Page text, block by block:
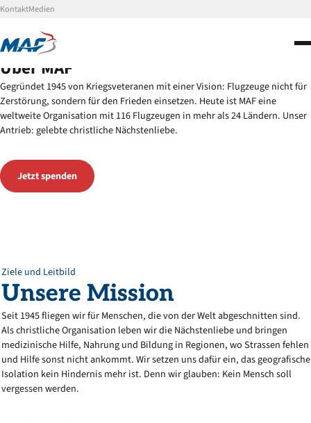
KontaktMedien
Partnerschaften
Über uns
Aktuelles
Jetzt spenden
Über MAF
Gegründet 1945 von Kriegsveteranen mit einer Vision: Flugzeuge nicht für
Zerstörung, sondern für den Frieden einsetzen. Heute ist MAF eine
weltweite Organisation mit 116 Flugzeugen in mehr als 24 Ländern. Unser
Antrieb: gelebte christliche Nächstenliebe.
Jetzt spenden
Ziele und Leitbild
Unsere Mission
Seit 1945 fliegen wir für Menschen, die von der Welt abgeschnitten sind.
Als christliche Organisation leben wir die Nächstenliebe und bringen
medizinische Hilfe, Nahrung und Bildung in Regionen, wo Strassen fehlen
und Hilfe sonst nicht ankommt. Wir setzen uns dafür ein, das geografische
Isolation kein Hindernis mehr ist. Denn wir glauben: Kein Mensch soll
vergessen werden.